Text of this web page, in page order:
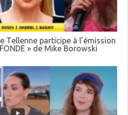
Tellenne participe à l’émission
» de Mike Borowski